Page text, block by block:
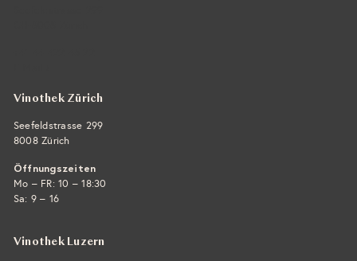
Vinothek Zürich
Seefeldstrasse 299
8008 Zürich
Öffnungszeiten
Mo – FR: 10 – 18:30
Sa: 9 – 16
Vinothek Luzern